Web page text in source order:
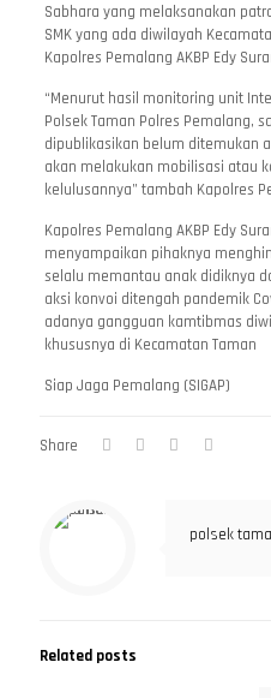
Sabhara yang melaksanakan
SMK yang ada diwilayah
Kapolres Pemalang AKBP Edy
“Menurut hasil monitoring unit
Polsek Taman Polres Pemalang,
dipublikasikan belum ditemukan
akan melakukan mobilisasi atau
kelulusannya” tambah Kapolres
Kapolres Pemalang AKBP Edy
menyampaikan pihaknya
selalu memantau anak didiknya
aksi konvoi ditengah pandemik
adanya gangguan kamtibmas
khususnya di Kecamatan Taman
Siap Jaga Pemalang (SIGAP)
Share
polsek
Related posts